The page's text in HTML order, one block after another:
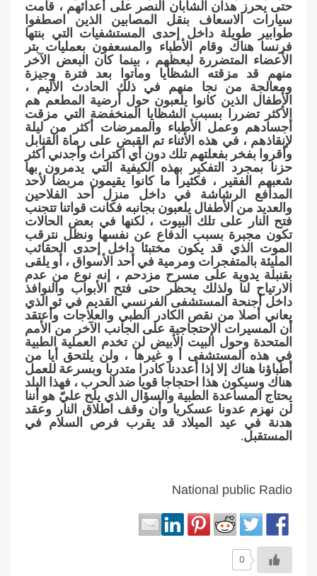
حتى يحرز هذان الشابان النصر على أعدائهم ، قامت
سيارات الاسعاف بنقل المصابين الذين اصطفوا
طوابير طويلة داخل إحدى المستشفيات التي بنتها
فرنسا هناك وقام الأطباء والمسعفون بعمليات بتر
الأعضاء المتضررة لبعظهم ، بينما كان البعض الآخر
منهم قد مزقته الشظايا وماتوا بعد فترة وجيزة
ومعالجة من نجا منهم في ذلك الحادث الأليم ،
الأطفال الذين كانوا يلعبون حول أرضية المطعم هم
الأكثر تضررا بسبب الشظايا المنخفضة التي مزقت
أجسادهم وعمل الأطباء والممرضات أكثر من ليلة
لإنقاذهم ، في هذه الأثناء تم القبض على رماة القنابل
وأقروا بفخر بفعلتهم تلك دون أي اكتراث وأجدني أكثر
حزنا بمجرد التفكير بهذه الكيفية التي يدمرون بها
شعبهم الفقير ، فكثيرا ما كانوا يقيمون مربضا لأحد
المدافع الرشاشة في داخل منزل أحد الفلاحين
والعديد من الأطفال يلعبون بجانبه فكانت قواتنا تتجنب
فتح النار على تلك البيوت ، لكنها في بعض الحالات
تكون مجبرة بسبب الدفاع عن نفسها ونظل نترقب
الموت الذي قد يكون مختبئا داخل إحدى الحقائب
المليئة بالمتفجرات ومرمية في أحد الأسواق ، أو يلقى
بقنبلة يدوية على مسرح مزدحم ، إنه نوع من عدم
الارتياح لنا ولذلك يحظر حتى فتح الأبواب والنوافذ
داخل أجنحة المستشفى الفرنسي القديم في ثو الذي
يعاني أصلا من نقص الكادر الطبي والعلاجات وأعتقد
أن المسيرات الإحتجاجية على الجانب الآخر من الأمم
المتحدة وحول البيت الأبيض لن تخدم العملية الطبية
في هذه المستشفى أ و غيرها ، ولن يلتحق أيا من
أطباؤنا هناك إلا إذا أعددنا كادرا متدربا وبسرعة للعمل
هناك وسيكون هذا احتجاجا قويا ضد الحرب ، فهذا البلد
يحتاج المساعدة الطبية والسؤال الذي يلح عليّ هو أننا
لن نهزم عدونا عسكريا وأن وقف اطلاق النار وعقد
هدنة في عيد الميلاد قد يقرب فرص السلام في
المستقبل.
National public Radio
0